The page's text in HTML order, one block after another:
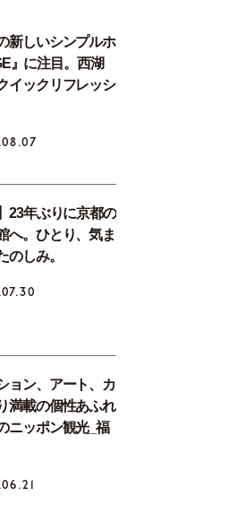
新しいシンプルホ
』に注目。西湖
イックリフレッシ
23年ぶりに京都の
へ。ひとり、気ま
のしみ。
ョン、アート、カ
載の個性あふれ
ニッポン観光_福